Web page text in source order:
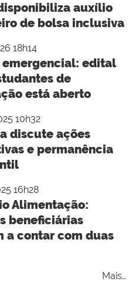
auxílio
de bolsa inclusiva
18h14
edital
de
está aberto
10h32
discute ações
e permanência
16h28
Alimentação:
beneficiárias
a contar com duas
Mais…